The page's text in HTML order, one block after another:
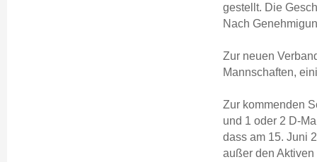
gestellt. Die
Nach
Zur neuen
Mannschaften,
Zur kommenden
und 1 oder 2 D-
dass am 15. Juni
außer den